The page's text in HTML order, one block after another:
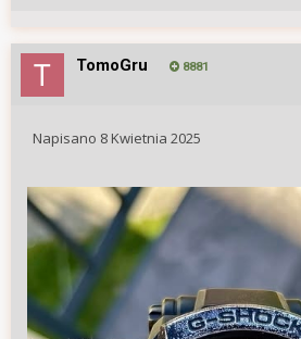
TomoGru 8881
Napisano 8 Kwietnia 2025